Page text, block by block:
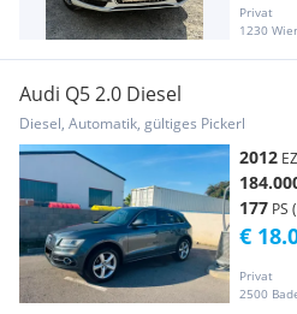
Privat
1230
Audi Q5 2.0 Diesel
Diesel, Automatik, gültiges Pickerl
2012 EZ
177 PS
Privat
2500
€